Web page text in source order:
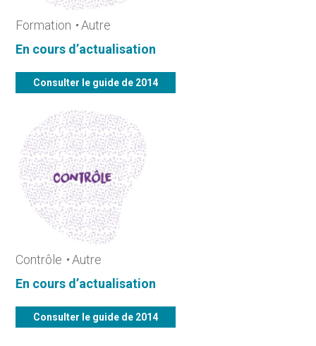
Formation •Autre
En cours d’actualisation
Consulter le guide de 2014
Contrôle •Autre
En cours d’actualisation
Consulter le guide de 2014